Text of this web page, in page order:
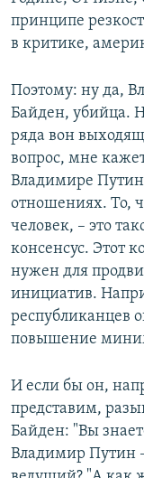
принципе
в критике,
Поэтому: ну да,
Байден, убийца.
ряда вон
вопрос, мне
Владимире
отношениях. То,
человек, – это
консенсус. Этот
нужен для
инициатив.
республиканцев
повышение
И если бы он,
представим,
Байден: "Вы
Владимир Путин